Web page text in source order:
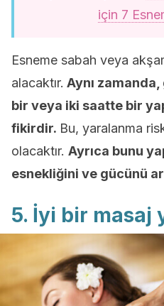
için 7
Esneme sabah veya
alacaktır. Aynı
bir veya iki saatte bir
fikirdir. Bu, yaralanma
olacaktır. Ayrıca bunu
esnekliğini ve gücünü
5. İyi bir masaj